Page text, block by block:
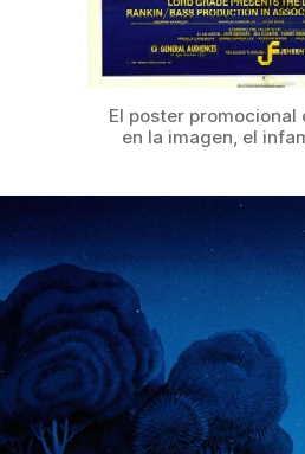
El poster promocional
en la imagen, el